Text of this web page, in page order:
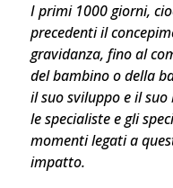
I primi 1000 giorni,
precedenti il
gravidanza, fino al
del bambino o della
il suo sviluppo e il
le specialiste e gli
momenti legati a
impatto.